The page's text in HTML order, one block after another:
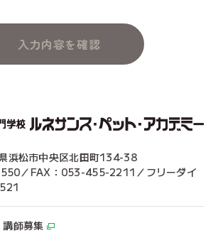
浜松市中央区北田町134-38
／FAX：053-455-2211／フリーダイ
講師募集